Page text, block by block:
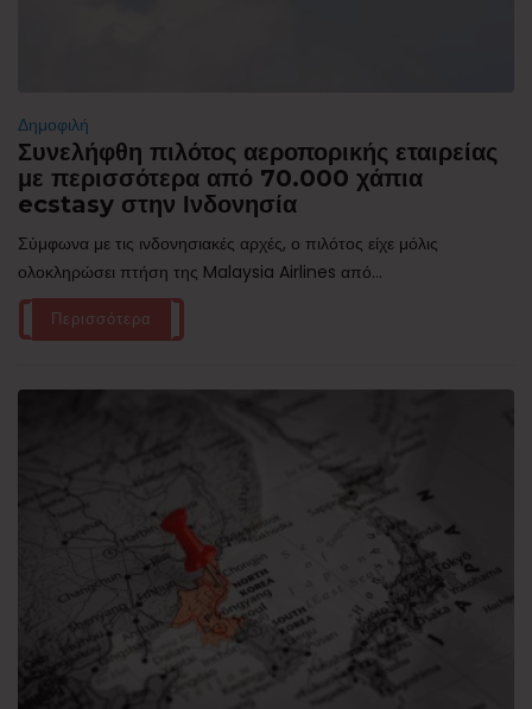
Δημοφιλή
Συνελήφθη πιλότος αεροπορικής εταιρείας
με περισσότερα από 70.000 χάπια
ecstasy στην Ινδονησία
Σύμφωνα με τις ινδονησιακές αρχές, ο πιλότος είχε μόλις
ολοκληρώσει πτήση της Malaysia Airlines από...
Περισσότερα